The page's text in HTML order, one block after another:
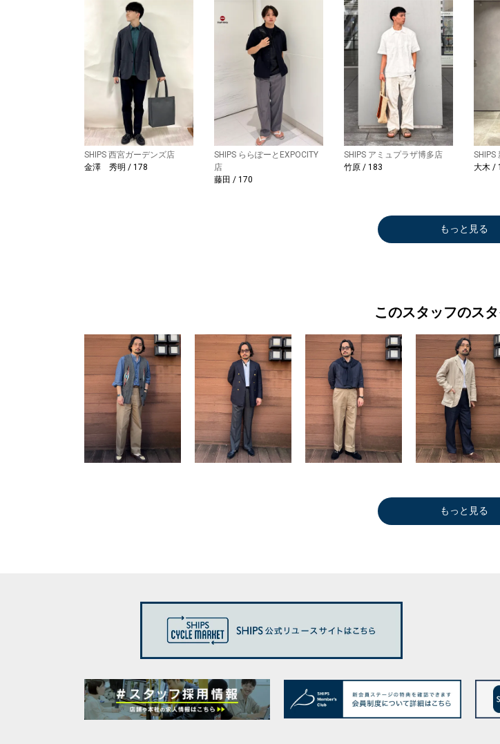
SHIPS 西宮ガーデンズ店
金澤 秀明 / 178
SHIPS ららぽーとEXPOCITY
店
藤田 / 170
SHIPS アミュプラザ博多店
竹原 / 183
SHIPS
大木 /
もっと見る
このスタッフのス
もっと見る